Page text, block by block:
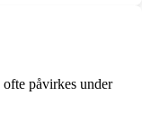
påvirkes under